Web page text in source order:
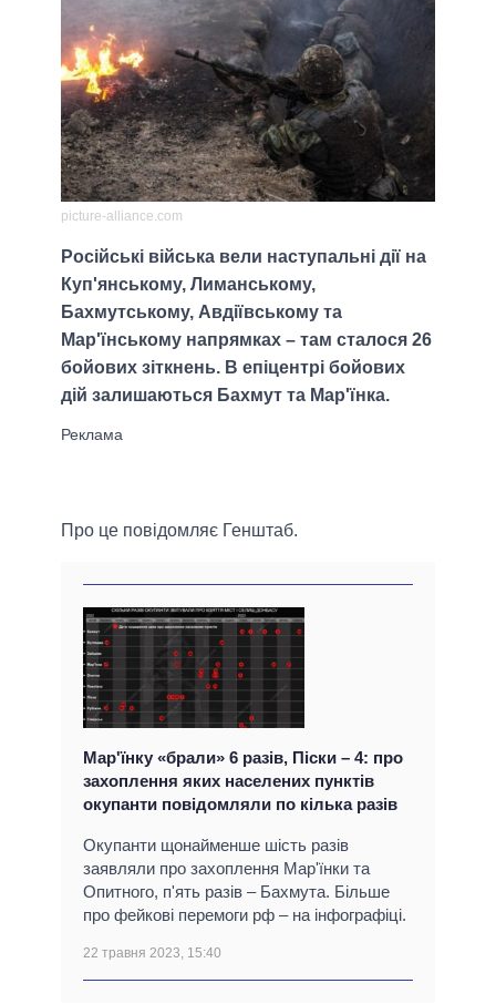
picture-alliance.com
Російські війська вели наступальні дії на
Куп'янському, Лиманському,
Бахмутському, Авдіївському та
Мар'їнському напрямках – там сталося 26
бойових зіткнень. В епіцентрі бойових
дій залишаються Бахмут та Мар'їнка.
Про це повідомляє Генштаб.
Мар'їнку «брали» 6 разів, Піски – 4: про
захоплення яких населених пунктів
окупанти повідомляли по кілька разів
Окупанти щонайменше шість разів
заявляли про захоплення Мар'їнки та
Опитного, п'ять разів – Бахмута. Більше
про фейкові перемоги рф – на інфографіці.
22 травня 2023, 15:40